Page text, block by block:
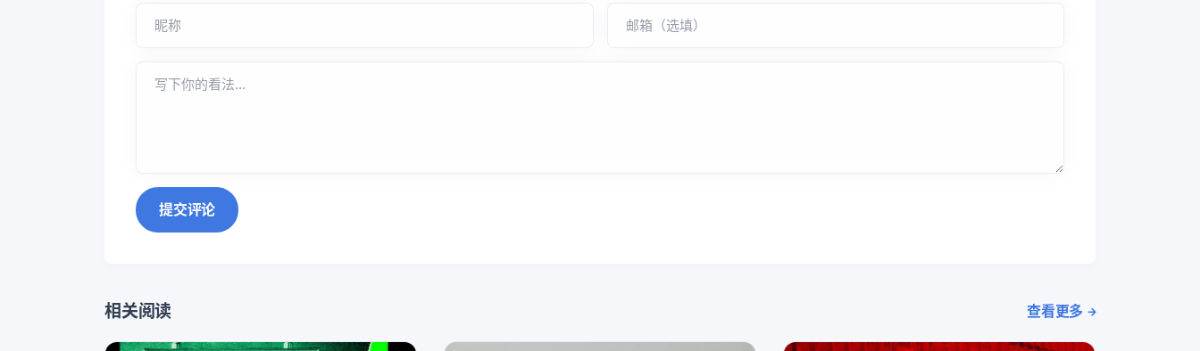
提交评论
相关阅读 查看更多